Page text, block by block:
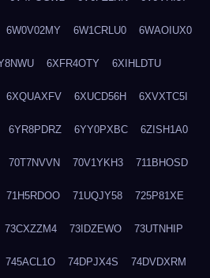
6W0V02MY 6W1CRLU0 6WAOIUX0
6XFR4OTY 6XIHLDTU
6XQUAXFV 6XUCD56H 6XVXTC5I
6YR8PDRZ 6YY0PXBC 6ZISH1A0
70T7NVVN 70V1YKH3 711BHOSD
71H5RDOO 71UQJY58 725P81XE
73CXZZM4 73IDZEWO 73UTNHIP
745ACL1O 74DPJX4S 74DVDXRM